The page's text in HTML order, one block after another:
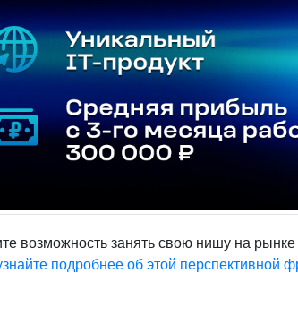
возможность занять свою нишу на
подробнее об этой перспективной